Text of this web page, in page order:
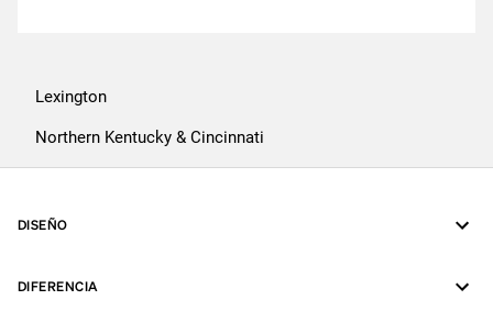
Lexington
Northern Kentucky & Cincinnati
DISEÑO
DIFERENCIA